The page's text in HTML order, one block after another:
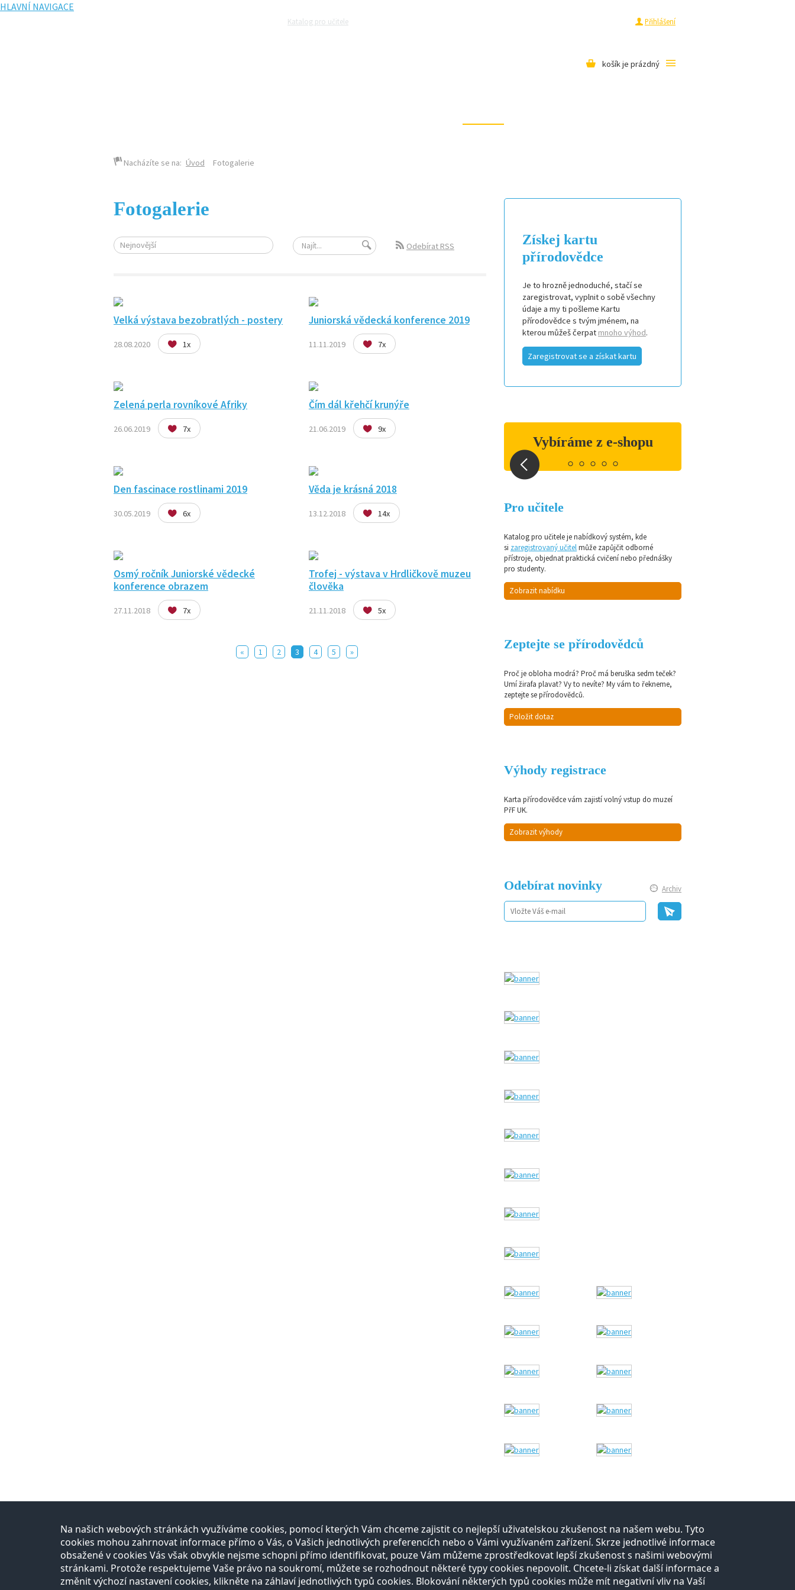
HLAVNÍ NAVIGACE
Přihlášení
Katalog pro učitele
košík je prázdný
Nacházíte se na: Úvod Fotogalerie
Fotogalerie
Nejnovější Odebírat RSS
Velká výstava bezobratlých - postery
28.08.2020 1x
Juniorská vědecká konference 2019
11.11.2019 7x
Zelená perla rovníkové Afriky
26.06.2019 7x
Čím dál křehčí krunýře
21.06.2019 9x
Den fascinace rostlinami 2019
30.05.2019 6x
Věda je krásná 2018
13.12.2018 14x
Osmý ročník Juniorské vědecké
konference obrazem
27.11.2018 7x
Trofej - výstava v Hrdličkově muzeu
člověka
21.11.2018 5x
« 1 2 3 4 5 »
Získej kartu
přírodovědce
Je to hrozně jednoduché, stačí se
zaregistrovat, vyplnit o sobě všechny
údaje a my ti pošleme Kartu
přírodovědce s tvým jménem, na
kterou můžeš čerpat mnoho výhod.
Zaregistrovat se a získat kartu
Vybíráme z e-shopu
Pro učitele
Katalog pro učitele je nabídkový systém, kde
si zaregistrovaný učitelmůže zapůjčit odborné
přístroje, objednat praktická cvičení nebo přednášky
pro studenty.
Zobrazit nabídku
Zeptejte se přírodovědců
Proč je obloha modrá? Proč má beruška sedm teček?
Umí žirafa plavat? Vy to nevíte? My vám to řekneme,
zeptejte se přírodovědců.
Položit dotaz
Výhody registrace
Karta přírodovědce vám zajistí volný vstup do muzeí
PřF UK.
Zobrazit výhody
Archiv
Odebírat novinky
Přírodovědci
O projektu
Naši partneři
Razítková samoobsluha
Učitelé
Registrace
Nabídka služeb
E-shop
Registrace
Otevírací doba
Vše o nákupu
Kontakt
Všechny
kontakty
Pro média
Na našich webových stránkách využíváme cookies, pomocí kterých Vám chceme zajistit co nejlepší uživatelskou zkušenost na našem webu. Tyto
cookies mohou zahrnovat informace přímo o Vás, o Vašich jednotlivých preferencích nebo o Vámi využívaném zařízení. Skrze jednotlivé informace
obsažené v cookies Vás však obvykle nejsme schopni přímo identifikovat, pouze Vám můžeme zprostředkovat lepší zkušenost s našimi webovými
stránkami. Protože respektujeme Vaše právo na soukromí, můžete se rozhodnout některé typy cookies nepovolit. Chcete-li získat další informace a
změnit výchozí nastavení cookies, klikněte na záhlaví jednotlivých typů cookies. Blokování některých typů cookies může mít negativní vliv na Vaší